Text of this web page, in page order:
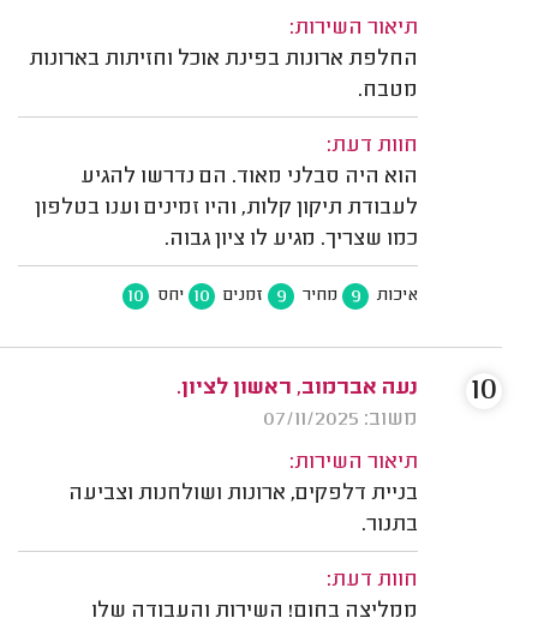
תיאור השירות:
החלפת ארונות בפינת אוכל וחזיתות בארונות
מטבח.
חוות דעת:
הוא היה סבלני מאוד. הם נדרשו להגיע
לעבודת תיקון קלות, והיו זמינים וענו בטלפון
כמו שצריך. מגיע לו ציון גבוה.
איכות 9 מחיר 9 זמנים 10 יחס 10
נעה אברמוב, ראשון לציון.
משוב: 07/11/2025
תיאור השירות:
בניית דלפקים, ארונות ושולחנות וצביעה
בתנור.
חוות דעת:
ממליצה בחום! השירות והעבודה שלו
10